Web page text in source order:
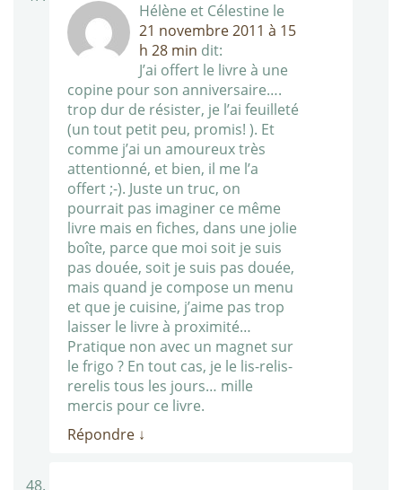
Hélène et Célestine le
21 novembre 2011 à 15
h 28 min dit:
J’ai offert le livre à une
copine pour son anniversaire….
trop dur de résister, je l’ai feuilleté
(un tout petit peu, promis! ). Et
comme j’ai un amoureux très
attentionné, et bien, il me l’a
offert ;-). Juste un truc, on
pourrait pas imaginer ce même
livre mais en fiches, dans une jolie
boîte, parce que moi soit je suis
pas douée, soit je suis pas douée,
mais quand je compose un menu
et que je cuisine, j’aime pas trop
laisser le livre à proximité…
Pratique non avec un magnet sur
le frigo ? En tout cas, je le lis-relis-
rerelis tous les jours… mille
mercis pour ce livre.
Répondre ↓